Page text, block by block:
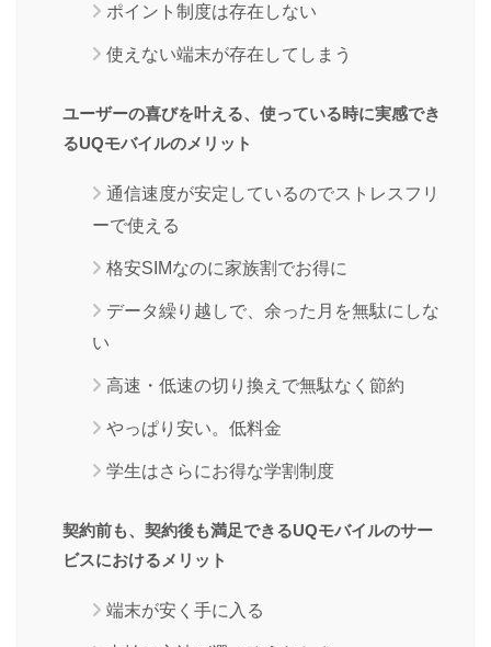
ポイント制度は存在しない
使えない端末が存在してしまう
ユーザーの喜びを叶える、使っている時に実感でき
るUQモバイルのメリット
通信速度が安定しているのでストレスフリ
ーで使える
格安SIMなのに家族割でお得に
データ繰り越しで、余った月を無駄にしな
い
高速・低速の切り換えで無駄なく節約
やっぱり安い。低料金
学生はさらにお得な学割制度
契約前も、契約後も満足できるUQモバイルのサー
ビスにおけるメリット
端末が安く手に入る